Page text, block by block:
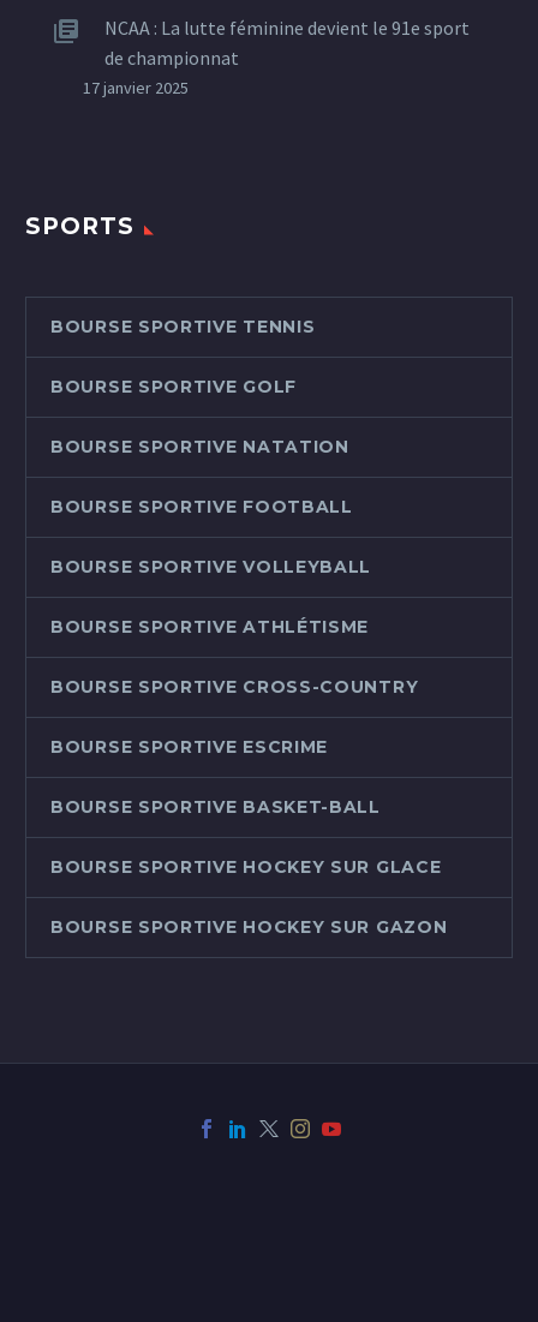
NCAA : La lutte féminine devient le 91e sport
de championnat
17 janvier 2025
SPORTS
BOURSE SPORTIVE TENNIS
BOURSE SPORTIVE GOLF
BOURSE SPORTIVE NATATION
BOURSE SPORTIVE FOOTBALL
BOURSE SPORTIVE VOLLEYBALL
BOURSE SPORTIVE ATHLÉTISME
BOURSE SPORTIVE CROSS-COUNTRY
BOURSE SPORTIVE ESCRIME
BOURSE SPORTIVE BASKET-BALL
BOURSE SPORTIVE HOCKEY SUR GLACE
BOURSE SPORTIVE HOCKEY SUR GAZON